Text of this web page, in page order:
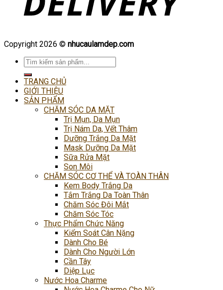
Copyright 2026 © nhucaulamdep.com
Tìm
kiếm:
TRANG CHỦ
GIỚI THIỆU
SẢN PHẨM
CHĂM SÓC DA MẶT
Trị Mụn, Da Mụn
Trị Nám Da, Vết Thâm
Dưỡng Trắng Da Mặt
Mask Dưỡng Da Mặt
Sữa Rửa Mặt
Son Môi
CHĂM SÓC CƠ THỂ VÀ TOÀN THÂN
Kem Body Trắng Da
Tắm Trắng Da Toàn Thân
Chăm Sóc Đôi Mắt
Chăm Sóc Tóc
Thực Phẩm Chức Năng
Kiểm Soát Cân Nặng
Dành Cho Bé
Dành Cho Người Lớn
Cần Tây
Diệp Lục
Nước Hoa Charme